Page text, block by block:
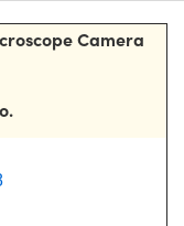
Camera